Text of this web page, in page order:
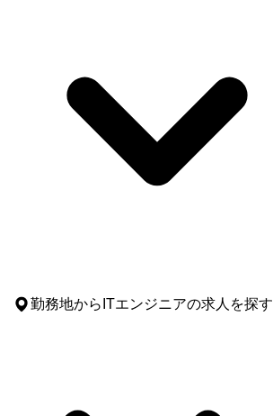
勤務地からITエンジニアの求人を探す